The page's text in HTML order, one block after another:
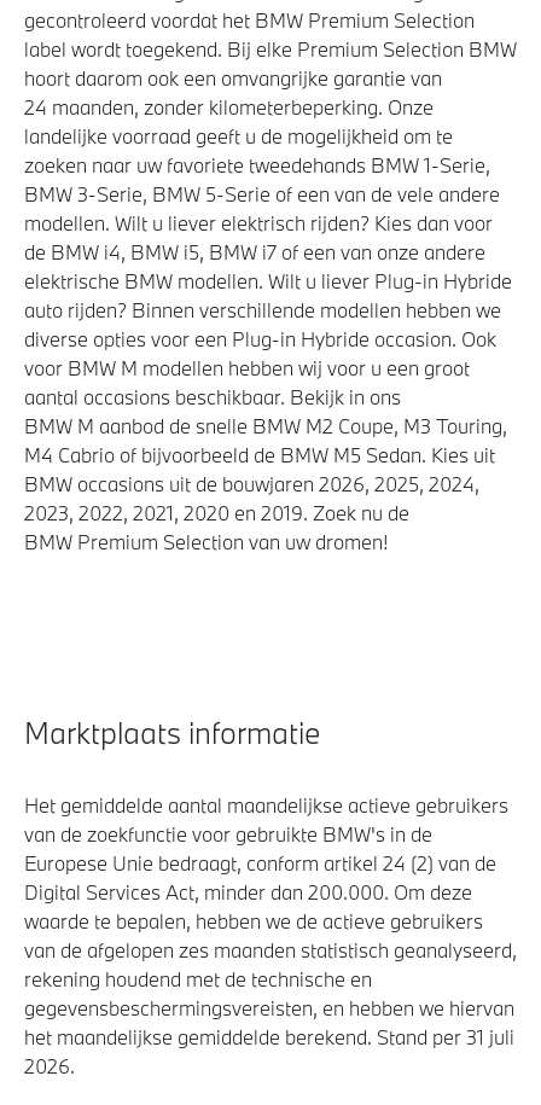
gecontroleerd voordat het BMW Premium Selection
label wordt toegekend. Bij elke Premium Selection BMW
hoort daarom ook een omvangrijke garantie van
24 maanden, zonder kilometerbeperking. Onze
landelijke voorraad geeft u de mogelijkheid om te
zoeken naar uw favoriete tweedehands BMW 1-Serie,
BMW 3-Serie, BMW 5-Serie of een van de vele andere
modellen. Wilt u liever elektrisch rijden? Kies dan voor
de BMW i4, BMW i5, BMW i7 of een van onze andere
elektrische BMW modellen. Wilt u liever Plug-in Hybride
auto rijden? Binnen verschillende modellen hebben we
diverse opties voor een Plug-in Hybride occasion. Ook
voor BMW M modellen hebben wij voor u een groot
aantal occasions beschikbaar. Bekijk in ons
BMW M aanbod de snelle BMW M2 Coupe, M3 Touring,
M4 Cabrio of bijvoorbeeld de BMW M5 Sedan. Kies uit
BMW occasions uit de bouwjaren 2026, 2025, 2024,
2023, 2022, 2021, 2020 en 2019. Zoek nu de
BMW Premium Selection van uw dromen!
Marktplaats informatie
Het gemiddelde aantal maandelijkse actieve gebruikers
van de zoekfunctie voor gebruikte BMW's in de
Europese Unie bedraagt, conform artikel 24 (2) van de
Digital Services Act, minder dan 200.000. Om deze
waarde te bepalen, hebben we de actieve gebruikers
van de afgelopen zes maanden statistisch geanalyseerd,
rekening houdend met de technische en
gegevensbeschermingsvereisten, en hebben we hiervan
het maandelijkse gemiddelde berekend. Stand per 31 juli
2026.